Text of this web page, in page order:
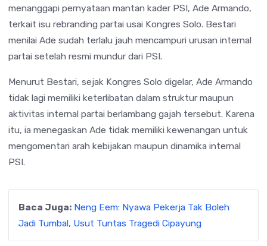
menanggapi pernyataan mantan kader PSI, Ade Armando,
terkait isu rebranding partai usai Kongres Solo. Bestari
menilai Ade sudah terlalu jauh mencampuri urusan internal
partai setelah resmi mundur dari PSI.
Menurut Bestari, sejak Kongres Solo digelar, Ade Armando
tidak lagi memiliki keterlibatan dalam struktur maupun
aktivitas internal partai berlambang gajah tersebut. Karena
itu, ia menegaskan Ade tidak memiliki kewenangan untuk
mengomentari arah kebijakan maupun dinamika internal
PSI.
Baca Juga: Neng Eem: Nyawa Pekerja Tak Boleh
Jadi Tumbal, Usut Tuntas Tragedi Cipayung